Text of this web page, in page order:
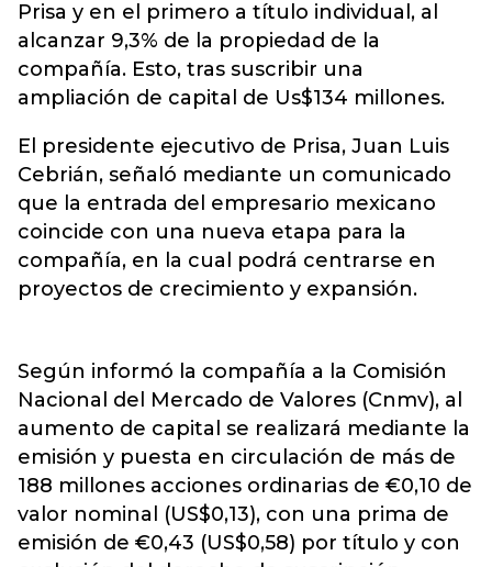
Prisa y en el primero a título individual, al
alcanzar 9,3% de la propiedad de la
compañía. Esto, tras suscribir una
ampliación de capital de Us$134 millones.
El presidente ejecutivo de Prisa, Juan Luis
Cebrián, señaló mediante un comunicado
que la entrada del empresario mexicano
coincide con una nueva etapa para la
compañía, en la cual podrá centrarse en
proyectos de crecimiento y expansión.
Según informó la compañía a la Comisión
Nacional del Mercado de Valores (Cnmv), al
aumento de capital se realizará mediante la
emisión y puesta en circulación de más de
188 millones acciones ordinarias de €0,10 de
valor nominal (US$0,13), con una prima de
emisión de €0,43 (US$0,58) por título y con